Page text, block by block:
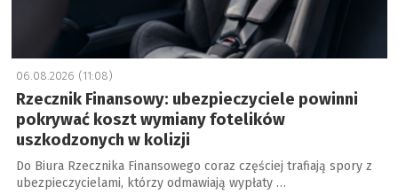
06.08.2026 (11:08)
Rzecznik Finansowy: ubezpieczyciele powinni
pokrywać koszt wymiany fotelików
uszkodzonych w kolizji
Do Biura Rzecznika Finansowego coraz częściej trafiają spory z
ubezpieczycielami, którzy odmawiają wypłaty …